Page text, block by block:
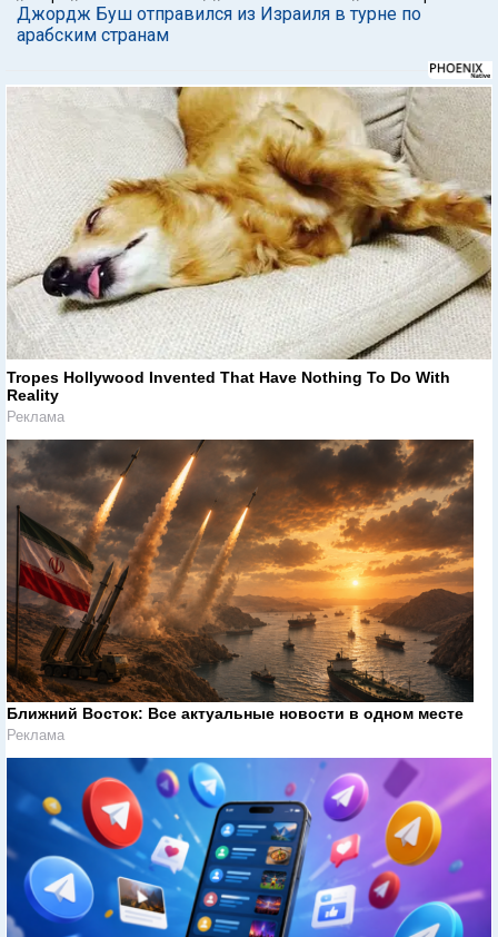
Джордж Буш отправился из Израиля в турне по
арабским странам
Tropes Hollywood Invented That Have Nothing To Do With
Reality
Реклама
Ближний Восток: Все актуальные новости в одном месте
Реклама